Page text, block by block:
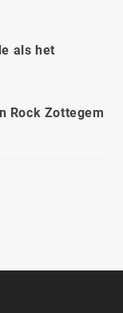
als het
Rock Zottegem